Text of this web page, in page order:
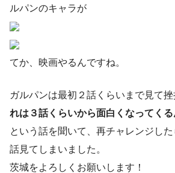
ルパンのキャラが
てか、映画やるんですね。
ガルパンは最初２話くらいまで見て挫
れは３話くらいから面白くなってくる
という話を聞いて、再チャレンジし
話見てしまいました。
茨城をよろしくお願いします！